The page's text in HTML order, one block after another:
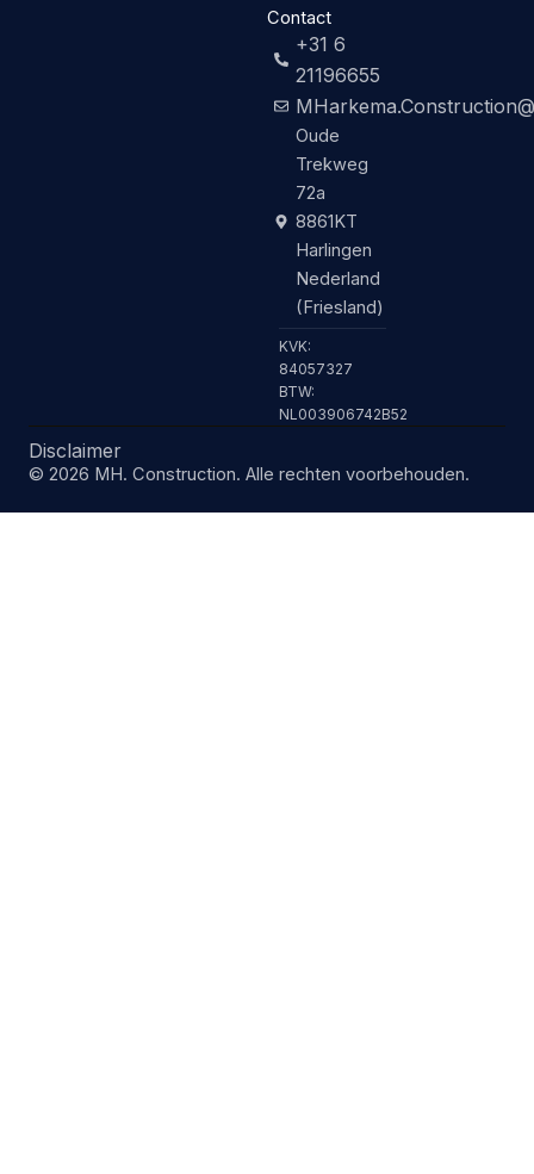
Contact
+31 6
21196655
Oude
Trekweg
72a
8861KT
Harlingen
Nederland
(Friesland)
KVK:
84057327
BTW:
NL003906742B52
© 2026 MH. Construction. Alle rechten voorbehouden.
Disclaimer